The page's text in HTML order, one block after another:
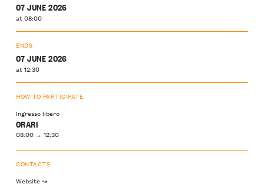
07 JUNE 2026
at 08:00
ENDS
07 JUNE 2026
at 12:30
HOW TO PARTICIPATE
Ingresso libero
ORARI
08:00 → 12:30
CONTACTS
Website ↝